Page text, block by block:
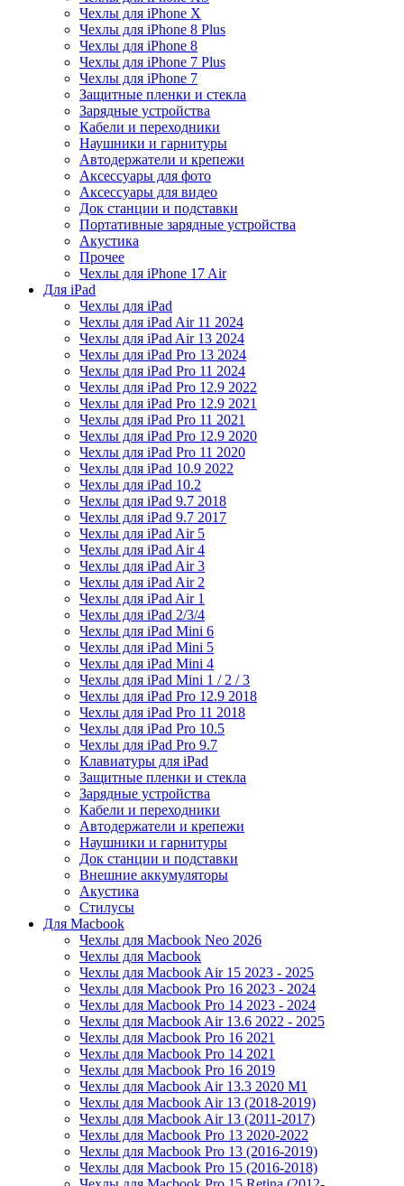
Чехлы для iPhone X
Чехлы для iPhone 8 Plus
Чехлы для iPhone 8
Чехлы для iPhone 7 Plus
Чехлы для iPhone 7
Защитные пленки и стекла
Зарядные устройства
Кабели и переходники
Наушники и гарнитуры
Автодержатели и крепежи
Аксессуары для фото
Аксессуары для видео
Док станции и подставки
Портативные зарядные устройства
Акустика
Прочее
Чехлы для iPhone 17 Air
Для iPad
Чехлы для iPad
Чехлы для iPad Air 11 2024
Чехлы для iPad Air 13 2024
Чехлы для iPad Pro 13 2024
Чехлы для iPad Pro 11 2024
Чехлы для iPad Pro 12.9 2022
Чехлы для iPad Pro 12.9 2021
Чехлы для iPad Pro 11 2021
Чехлы для iPad Pro 12.9 2020
Чехлы для iPad Pro 11 2020
Чехлы для iPad 10.9 2022
Чехлы для iPad 10.2
Чехлы для iPad 9.7 2018
Чехлы для iPad 9.7 2017
Чехлы для iPad Air 5
Чехлы для iPad Air 4
Чехлы для iPad Air 3
Чехлы для iPad Air 2
Чехлы для iPad Air 1
Чехлы для iPad 2/3/4
Чехлы для iPad Mini 6
Чехлы для iPad Mini 5
Чехлы для iPad Mini 4
Чехлы для iPad Mini 1 / 2 / 3
Чехлы для iPad Pro 12.9 2018
Чехлы для iPad Pro 11 2018
Чехлы для iPad Pro 10.5
Чехлы для iPad Pro 9.7
Клавиатуры для iPad
Защитные пленки и стекла
Зарядные устройства
Кабели и переходники
Автодержатели и крепежи
Наушники и гарнитуры
Док станции и подставки
Внешние аккумуляторы
Акустика
Стилусы
Для Macbook
Чехлы для Macbook Neo 2026
Чехлы для Macbook
Чехлы для Macbook Air 15 2023 - 2025
Чехлы для Macbook Pro 16 2023 - 2024
Чехлы для Macbook Pro 14 2023 - 2024
Чехлы для Macbook Air 13.6 2022 - 2025
Чехлы для Macbook Pro 16 2021
Чехлы для Macbook Pro 14 2021
Чехлы для Macbook Pro 16 2019
Чехлы для Macbook Air 13.3 2020 M1
Чехлы для Macbook Air 13 (2018-2019)
Чехлы для Macbook Air 13 (2011-2017)
Чехлы для Macbook Pro 13 2020-2022
Чехлы для Macbook Pro 13 (2016-2019)
Чехлы для Macbook Pro 15 (2016-2018)